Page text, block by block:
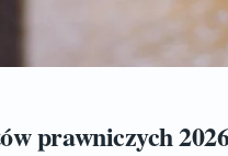
prawniczych